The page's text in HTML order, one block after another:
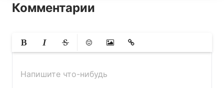
Комментарии
ЖирныйКурсивЗачеркнутый
СмайликиВставить изображение
Вставить ссылку
Напишите что-нибудь